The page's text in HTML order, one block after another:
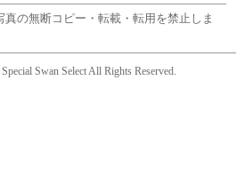
の無断コピー・転載・転用を禁止しま
Swan Select All Rights Reserved.